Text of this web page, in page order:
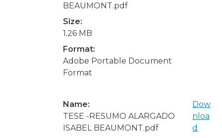
BEAUMONT.pdf
Size:
1.26 MB
Format:
Adobe Portable Document
Format
Name:
TESE -RESUMO ALARGADO
ISABEL BEAUMONT.pdf
Dow
nloa
d